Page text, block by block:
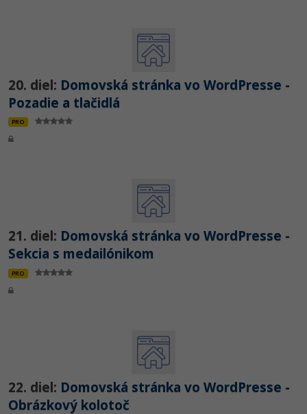
20. diel: Domovská stránka vo WordPresse -
Pozadie a tlačidlá
PRO
21. diel: Domovská stránka vo WordPresse -
Sekcia s medailónikom
PRO
22. diel: Domovská stránka vo WordPresse -
Obrázkový kolotoč